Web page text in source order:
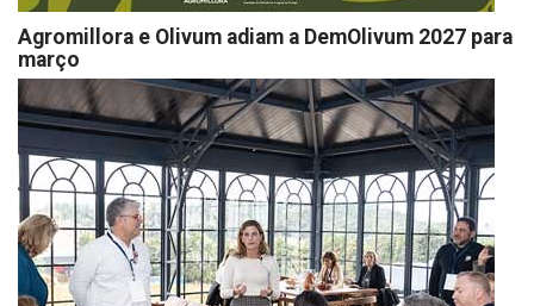
Agromillora e Olivum adiam a DemOlivum 2027 para
março